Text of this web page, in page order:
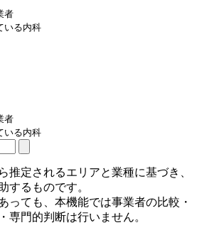
者
いる内科
者
いる内科
定されるエリアと業種に基づき、
するものです。
っても、本機能では事業者の比較・
専門的判断は行いません。